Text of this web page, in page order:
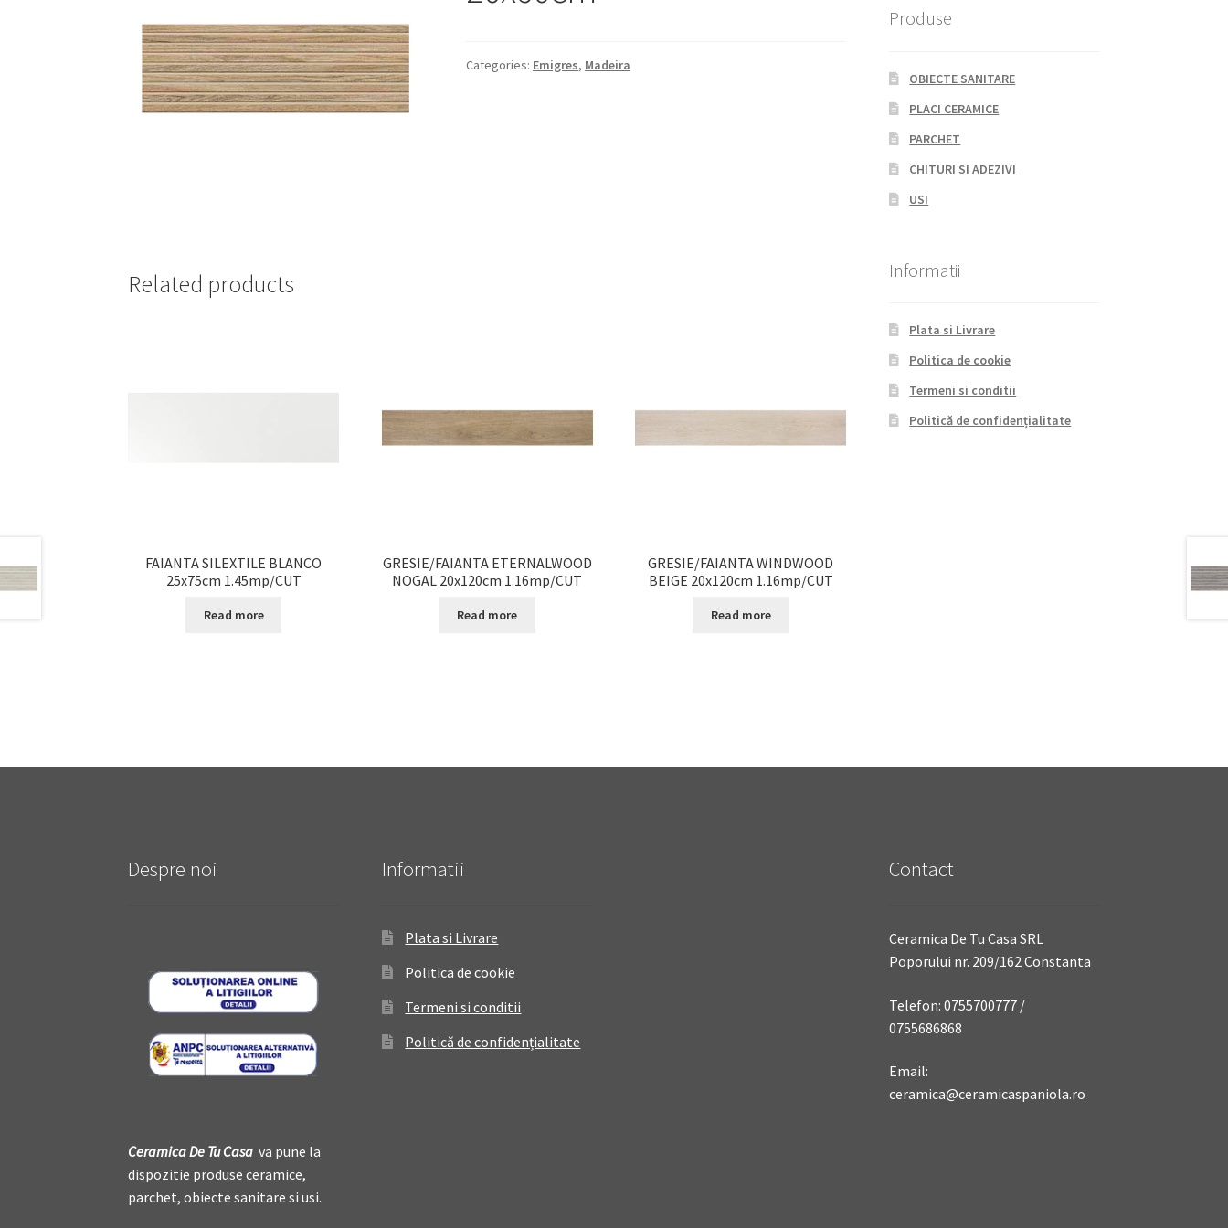
Categories: Emigres, Madeira
Related products
FAIANTA SILEXTILE BLANCO
25x75cm 1.45mp/CUT
Read more
GRESIE/FAIANTA ETERNALWOOD
NOGAL 20x120cm 1.16mp/CUT
Read more
GRESIE/FAIANTA WINDWOOD
BEIGE 20x120cm 1.16mp/CUT
Read more
Produse
OBIECTE SANITARE
PLACI CERAMICE
PARCHET
CHITURI SI ADEZIVI
USI
Informatii
Plata si Livrare
Politica de cookie
Termeni si conditii
Politică de confidențialitate
Despre noi
Ceramica De Tu Casa va pune la
dispozitie produse ceramice,
parchet, obiecte sanitare si usi.
Informatii
Plata si Livrare
Politica de cookie
Termeni si conditii
Politică de confidențialitate
Contact
Ceramica De Tu Casa SRL
Poporului nr. 209/162 Constanta
Telefon: 0755700777 /
0755686868
Email:
ceramica@ceramicaspaniola.ro